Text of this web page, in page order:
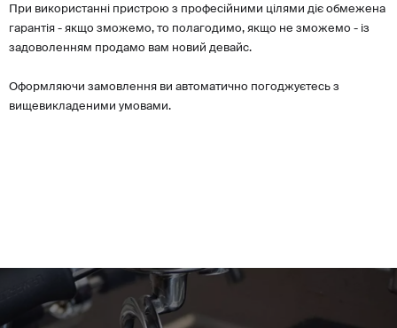
При використанні пристрою з професійними цілями діє обмежена
гарантія - якщо зможемо, то полагодимо, якщо не зможемо - із
задоволенням продамо вам новий девайс.
Оформляючи замовлення ви автоматично погоджуєтесь з
вищевикладеними умовами.